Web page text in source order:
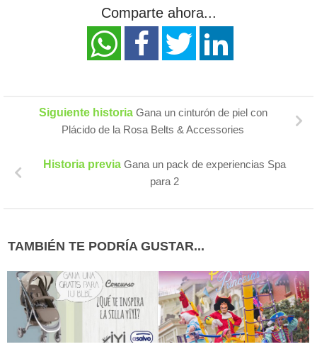
Comparte ahora...
Siguiente historia Gana un cinturón de piel con
Plácido de la Rosa Belts & Accessories
Historia previa Gana un pack de experiencias Spa
para 2
TAMBIÉN TE PODRÍA GUSTAR...